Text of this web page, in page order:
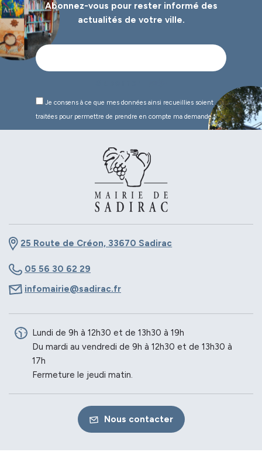
Abonnez-vous pour rester informé des
actualités de votre ville.
Je consens à ce que mes données ainsi recueillies soient
traitées pour permettre de prendre en compte ma demande.*
25 Route de Créon, 33670 Sadirac
05 56 30 62 29
infomairie@sadirac.fr
Lundi de 9h à 12h30 et de 13h30 à 19h
Du mardi au vendredi de 9h à 12h30 et de 13h30 à
17h
Fermeture le jeudi matin.
Nous contacter